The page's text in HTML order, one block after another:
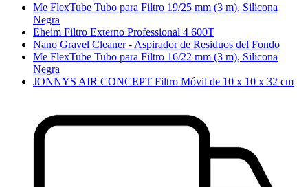
Me FlexTube Tubo para Filtro 19/25 mm (3 m), Silicona
Negra
Eheim Filtro Externo Professional 4 600T
Nano Gravel Cleaner - Aspirador de Residuos del Fondo
Me FlexTube Tubo para Filtro 16/22 mm (3 m), Silicona
Negra
JONNYS AIR CONCEPT Filtro Móvil de 10 x 10 x 32 cm